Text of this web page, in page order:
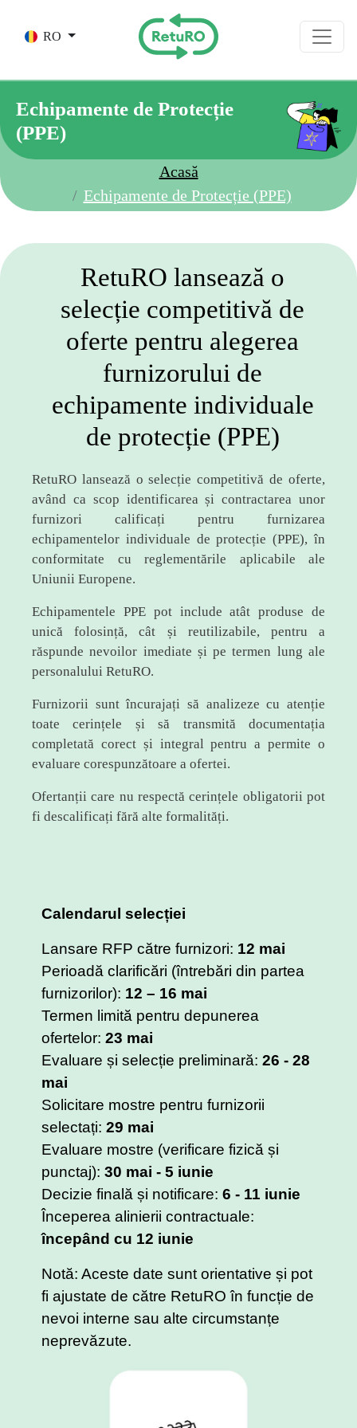
RO
Echipamente de Protecție
(PPE)
Acasă
Echipamente de Protecție (PPE)
RetuRO lansează o
selecție competitivă de
oferte pentru alegerea
furnizorului de
echipamente individuale
de protecție (PPE)
RetuRO lansează o selecție competitivă de oferte,
având ca scop identificarea și contractarea unor
furnizori calificați pentru furnizarea
echipamentelor individuale de protecție (PPE), în
conformitate cu reglementările aplicabile ale
Uniunii Europene.
Echipamentele PPE pot include atât produse de
unică folosință, cât și reutilizabile, pentru a
răspunde nevoilor imediate și pe termen lung ale
personalului RetuRO.
Furnizorii sunt încurajați să analizeze cu atenție
toate cerințele și să transmită documentația
completată corect și integral pentru a permite o
evaluare corespunzătoare a ofertei.
Ofertanții care nu respectă cerințele obligatorii pot
fi descalificați fără alte formalități.
Calendarul selecției
Lansare RFP către furnizori: 12 mai
Perioadă clarificări (întrebări din partea
furnizorilor): 12 – 16 mai
Termen limită pentru depunerea
ofertelor: 23 mai
Evaluare și selecție preliminară: 26 - 28
mai
Solicitare mostre pentru furnizorii
selectați: 29 mai
Evaluare mostre (verificare fizică și
punctaj): 30 mai - 5 iunie
Decizie finală și notificare: 6 - 11 iunie
Începerea alinierii contractuale:
începând cu 12 iunie
Notă: Aceste date sunt orientative și pot
fi ajustate de către RetuRO în funcție de
nevoi interne sau alte circumstanțe
neprevăzute.